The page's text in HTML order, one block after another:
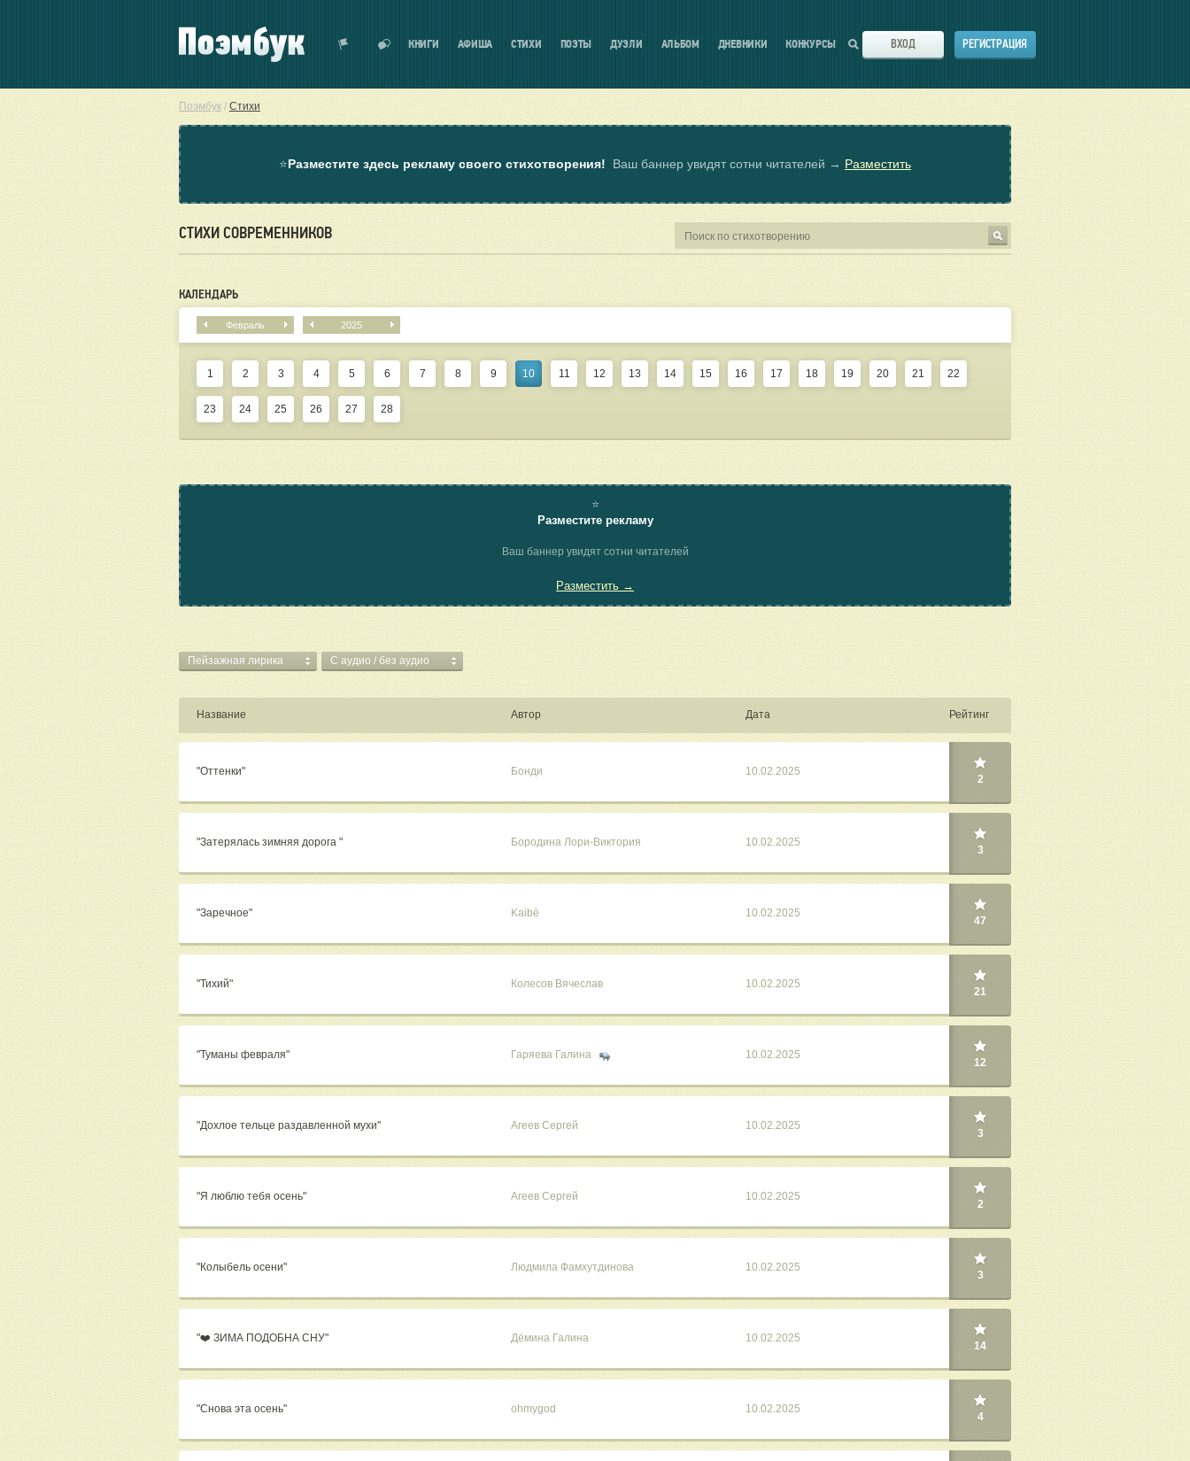
КНИГИ АФИША СТИХИ ПОЭТЫ ДУЭЛИ АЛЬБОМ ДНЕВНИКИ КОНКУРСЫ ВХОД РЕГИСТРАЦИЯ
Поэмбук / Стихи
⭐Разместите здесь рекламу своего стихотворения! Ваш баннер увидят сотни читателей → Разместить
СТИХИ СОВРЕМЕННИКОВ
КАЛЕНДАРЬ
Февраль 2025
1 2 3 4 5 6 7 8 9 10 11 12 13 14 15 16 17 18 19 20 21 22
23 24 25 26 27 28
⭐
Разместите рекламу
Ваш баннер увидят сотни читателей
Разместить →
Пейзажная лирика C аудио / без аудио
Название Автор Дата Рейтинг
"Оттенки" Бонди 10.02.2025
2
"Затерялась зимняя дорога " Бородина Лори-Виктория 10.02.2025
3
"Заречное" Kaibē 10.02.2025
47
"Тихий" Колесов Вячеслав 10.02.2025
21
"Туманы февраля" Гаряева Галина 10.02.2025
12
"Дохлое тельце раздавленной мухи" Агеев Сергей 10.02.2025
3
"Я люблю тебя осень" Агеев Сергей 10.02.2025
2
"Колыбель осени" Людмила Фамхутдинова 10.02.2025
3
"❤️ ЗИМА ПОДОБНА СНУ" Дёмина Галина 10.02.2025
14
"Снова эта осень" ohmygod 10.02.2025
4